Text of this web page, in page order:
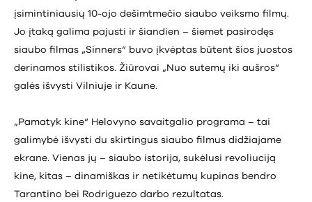
įsimintiniausių 10-ojo dešimtmečio siaubo veiksmo filmų.
Jo įtaką galima pajusti ir šiandien – šiemet pasirodęs
siaubo filmas „Sinners“ buvo įkvėptas būtent šios juostos
derinamos stilistikos. Žiūrovai „Nuo sutemų iki aušros“
galės išvysti Vilniuje ir Kaune.
„Pamatyk kine“ Helovyno savaitgalio programa – tai
galimybė išvysti du skirtingus siaubo filmus didžiajame
ekrane. Vienas jų – siaubo istorija, sukėlusi revoliuciją
kine, kitas – dinamiškas ir netikėtumų kupinas bendro
Tarantino bei Rodriguezo darbo rezultatas.